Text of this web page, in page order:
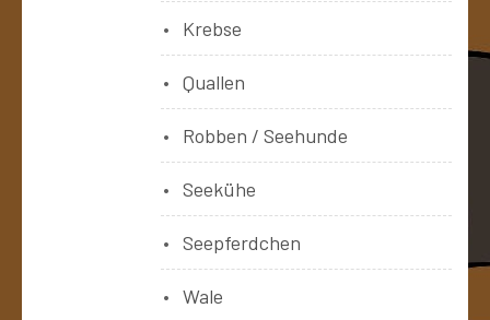
Krebse
Quallen
Robben / Seehunde
Seekühe
Seepferdchen
Wale